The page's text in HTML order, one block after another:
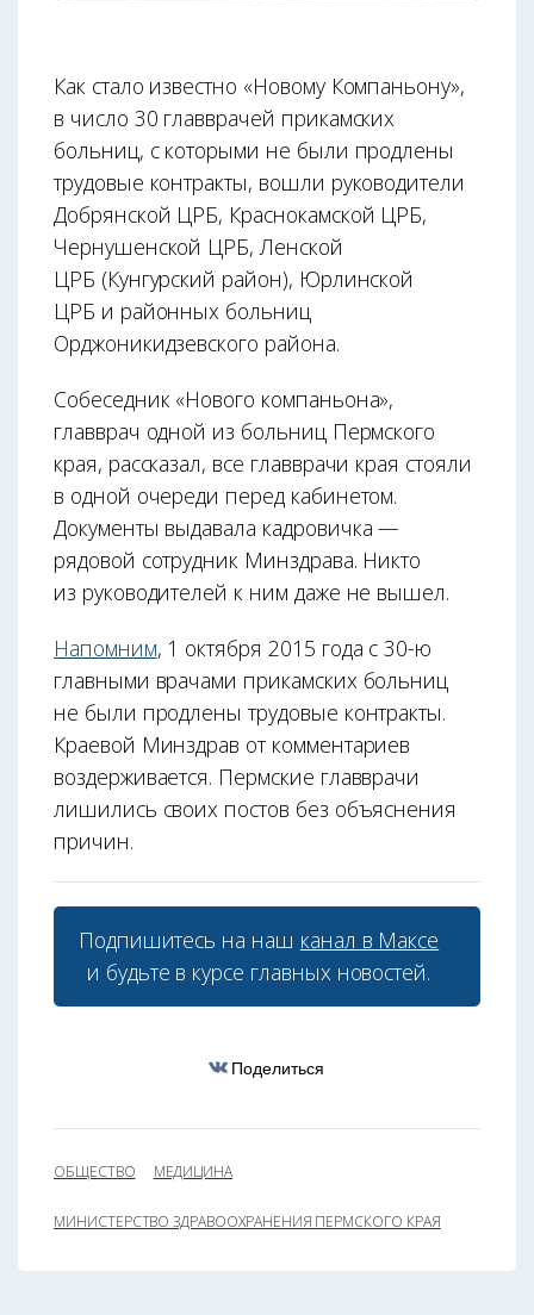
Как стало известно «Новому Компаньону»,
в число 30 главврачей прикамских
больниц, с которыми не были продлены
трудовые контракты, вошли руководители
Добрянской ЦРБ, Краснокамской ЦРБ,
Чернушенской ЦРБ, Ленской
ЦРБ (Кунгурский район), Юрлинской
ЦРБ и районных больниц
Орджоникидзевского района.
Собеседник «Нового компаньона»,
главврач одной из больниц Пермского
края, рассказал, все главврачи края стояли
в одной очереди перед кабинетом.
Документы выдавала кадровичка —
рядовой сотрудник Минздрава. Никто
из руководителей к ним даже не вышел.
Напомним, 1 октября 2015 года с 30-ю
главными врачами прикамских больниц
не были продлены трудовые контракты.
Краевой Минздрав от комментариев
воздерживается. Пермские главврачи
лишились своих постов без объяснения
причин.
Подпишитесь на наш канал в Максе
и будьте в курсе главных новостей.
Поделиться
ОБЩЕСТВО МЕДИЦИНА
МИНИСТЕРСТВО ЗДРАВООХРАНЕНИЯ ПЕРМСКОГО КРАЯ